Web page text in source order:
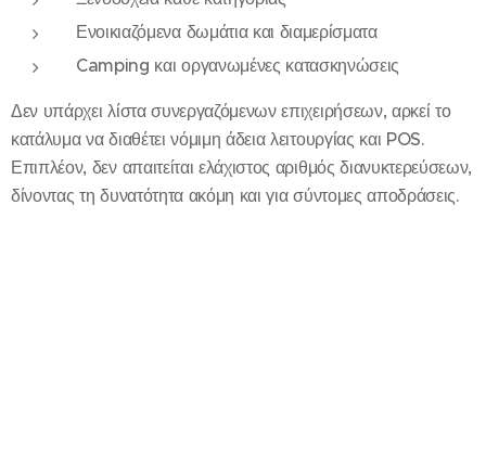
Ενοικιαζόμενα δωμάτια και διαμερίσματα
Camping και οργανωμένες κατασκηνώσεις
Δεν υπάρχει λίστα συνεργαζόμενων επιχειρήσεων, αρκεί το
κατάλυμα να διαθέτει νόμιμη άδεια λειτουργίας και POS.
Επιπλέον, δεν απαιτείται ελάχιστος αριθμός διανυκτερεύσεων,
δίνοντας τη δυνατότητα ακόμη και για σύντομες αποδράσεις.